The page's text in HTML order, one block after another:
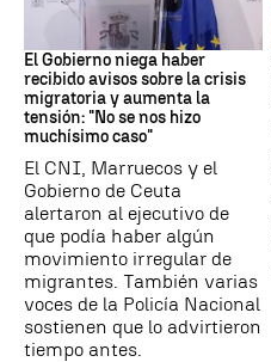
El Gobierno niega haber
recibido avisos sobre la crisis
migratoria y aumenta la
tensión: "No se nos hizo
muchísimo caso"
El CNI, Marruecos y el
Gobierno de Ceuta
alertaron al ejecutivo de
que podía haber algún
movimiento irregular de
migrantes. También varias
voces de la Policía Nacional
sostienen que lo advirtieron
tiempo antes.